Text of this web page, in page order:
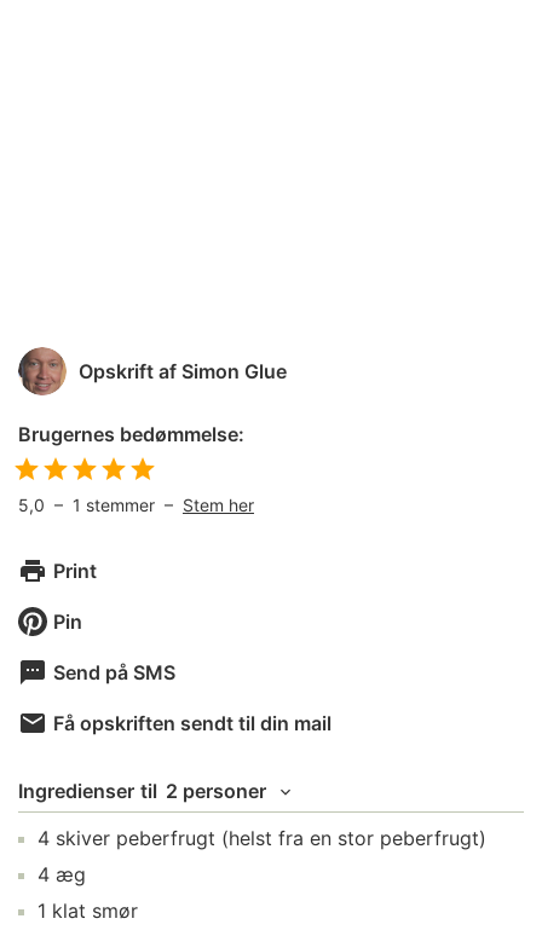
Opskrift af Simon Glue
Brugernes bedømmelse:
5,0 – 1 stemmer – Stem her
Print
Pin
Send på SMS
Få opskriften sendt til din mail
Ingredienser til 2 personer
4 skiver peberfrugt (helst fra en stor peberfrugt)
4 æg
1 klat smør